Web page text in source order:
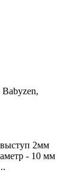
2мм
- 10 мм